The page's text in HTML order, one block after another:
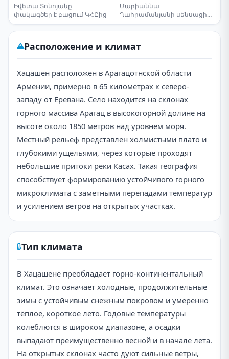
Իվետա Տոնոյանը
փակագծեր է բացում ԿՀԸից
Մարիաննա
Ղահրամանյանի սենսացիոն
կոչը
Расположение и климат
Хацашен расположен в Арагацотнской области
Армении, примерно в 65 километрах к северо-
западу от Еревана. Село находится на склонах
горного массива Арагац в высокогорной долине на
высоте около 1850 метров над уровнем моря.
Местный рельеф представлен холмистыми плато и
глубокими ущельями, через которые проходят
небольшие притоки реки Касах. Такая география
способствует формированию устойчивого горного
микроклимата с заметными перепадами температур
и усилением ветров на открытых участках.
Тип климата
В Хацашене преобладает горно-континентальный
климат. Это означает холодные, продолжительные
зимы с устойчивым снежным покровом и умеренно
тёплое, короткое лето. Годовые температуры
колеблются в широком диапазоне, а осадки
выпадают преимущественно весной и в начале лета.
На открытых склонах часто дуют сильные ветры,